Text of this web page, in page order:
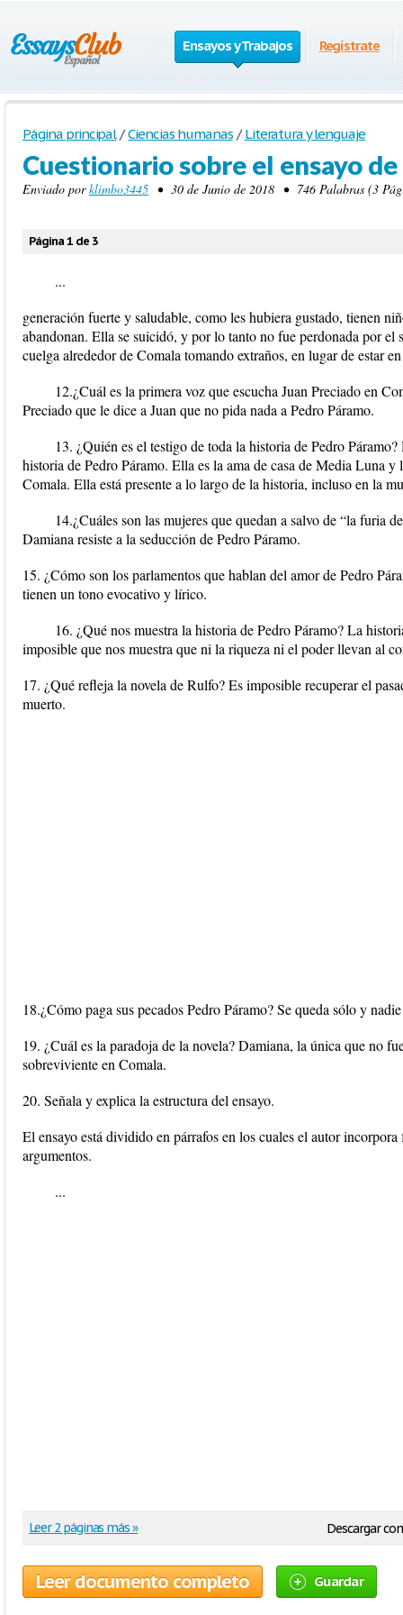
Ensayos y Trabajos Regístrate
Página principal / Ciencias humanas / Literatura y lenguaje
Cuestionario sobre el ensayo
Enviado porklimbo3445 • 30 de Junio de 2018 • 746 Palabras (3
Página 1 de 3
...
generación fuerte y saludable, como les hubiera gustado, tienen
abandonan. Ella se suicidó, y por lo tanto no fue perdonada por el
cuelga alrededor de Comala tomando extraños, en lugar de estar
12.¿Cuál es la primera voz que escucha Juan Preciado en
Preciado que le dice a Juan que no pida nada a Pedro Páramo.
13. ¿Quién es el testigo de toda la historia de Pedro
historia de Pedro Páramo. Ella es la ama de casa de Media Luna
Comala. Ella está presente a lo largo de la historia, incluso en la
14.¿Cuáles son las mujeres que quedan a salvo de “la furia
Damiana resiste a la seducción de Pedro Páramo.
15. ¿Cómo son los parlamentos que hablan del amor de Pedro
tienen un tono evocativo y lírico.
16. ¿Qué nos muestra la historia de Pedro Páramo? La
imposible que nos muestra que ni la riqueza ni el poder llevan al
17. ¿Qué refleja la novela de Rulfo? Es imposible recuperar el
muerto.
18.¿Cómo paga sus pecados Pedro Páramo? Se queda sólo y
19. ¿Cuál es la paradoja de la novela? Damiana, la única que no
sobreviviente en Comala.
20. Señala y explica la estructura del ensayo.
El ensayo está dividido en párrafos en los cuales el autor
argumentos.
...
Descargar
Leer 2 páginas más »
Leer documento completo Guardar